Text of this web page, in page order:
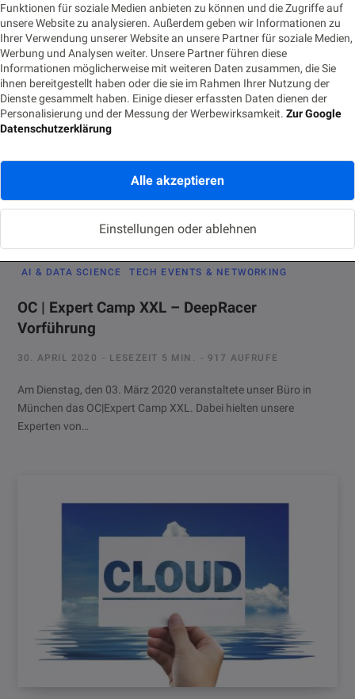
Funktionen für soziale Medien anbieten zu können und die Zugriffe auf
unsere Website zu analysieren. Außerdem geben wir Informationen zu
Ihrer Verwendung unserer Website an unsere Partner für soziale Medien,
Werbung und Analysen weiter. Unsere Partner führen diese
Informationen möglicherweise mit weiteren Daten zusammen, die Sie
ihnen bereitgestellt haben oder die sie im Rahmen Ihrer Nutzung der
Dienste gesammelt haben. Einige dieser erfassten Daten dienen der
Personalisierung und der Messung der Werbewirksamkeit. Zur Google
Datenschutzerklärung
Alle akzeptieren
Einstellungen oder ablehnen
AI & DATA SCIENCE
Klassifikation mit dem Autopiloten von
Amazon Sagemaker
17. JULI 2020 LESEZEIT 6 MIN. 574 AUFRUFE
AI & DATA SCIENCE TECH EVENTS & NETWORKING
OC | Expert Camp XXL – DeepRacer
Vorführung
30. APRIL 2020 LESEZEIT 5 MIN. 917 AUFRUFE
Am Dienstag, den 03. März 2020 veranstaltete unser Büro in
München das OC|Expert Camp XXL. Dabei hielten unsere
Experten von…